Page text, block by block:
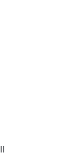
II